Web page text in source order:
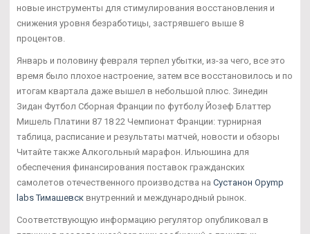
новые инструменты для стимулирования восстановления и
снижения уровня безработицы, застрявшего выше 8
процентов.
Январь и половину февраля терпел убытки, из-за чего, все это
время было плохое настроение, затем все восстановилось и по
итогам квартала даже вышел в небольшой плюс. Зинедин
Зидан Футбол Сборная Франции по футболу Йозеф Блаттер
Мишель Платини 87 18 22 Чемпионат Франции: турнирная
таблица, расписание и результаты матчей, новости и обзоры
Читайте также Алкогольный марафон. Ильюшина для
обеспечения финансирования поставок гражданских
самолетов отечественного производства на Сустанон Opymp
labs Тимашевск внутренний и международный рынок.
Соответствующую информацию регулятор опубликовал в